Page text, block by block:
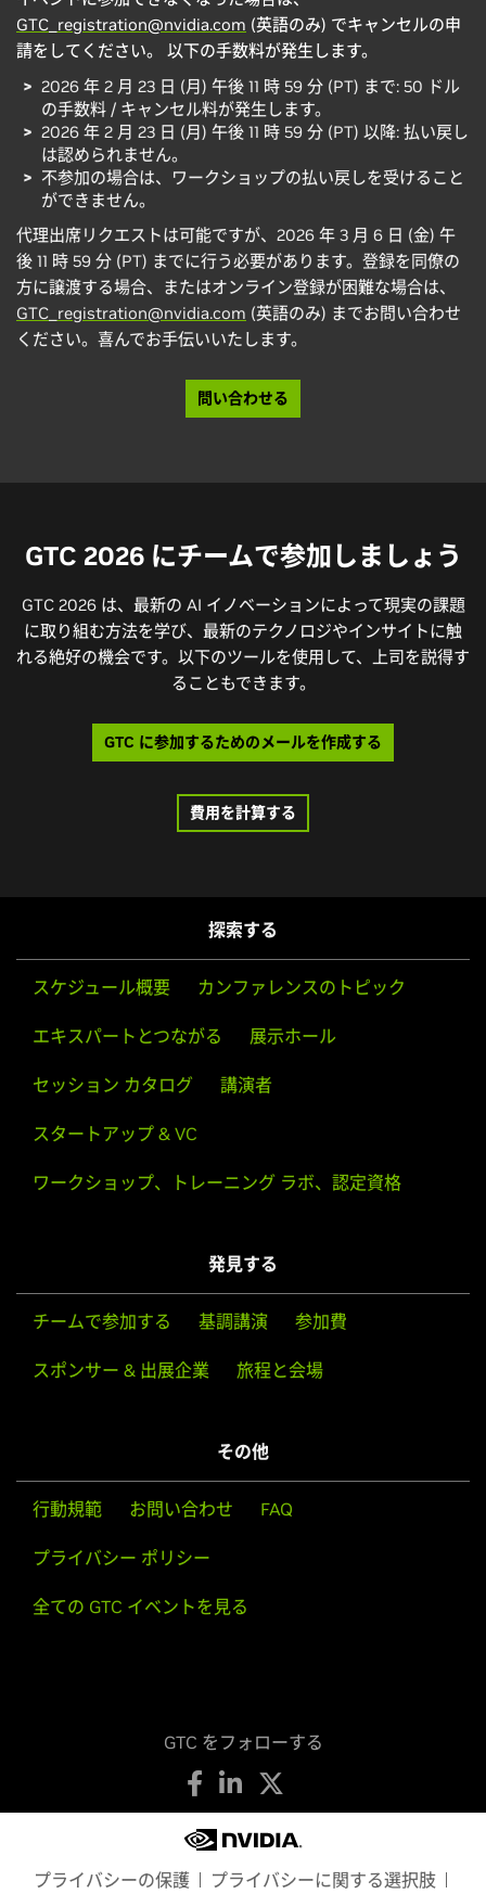
月
15
日
終
了)
$1,260
$500 $930 $110 $0
現
料
$3020 $1,513
GTC_registration@nvidia.com (英語のみ) でキャンセルの申
請をしてください。 以下の手数料が発生します。
2026 年 2 月 23 日 (月) 午後 11 時 59 分 (PT) まで: 50 ドル
の手数料 / キャンセル料が発生します。
2026 年 2 月 23 日 (月) 午後 11 時 59 分 (PT) 以降: 払い戻し
は認められません。
不参加の場合は、ワークショップの払い戻しを受けること
ができません。
代理出席リクエストは可能ですが、2026 年 3 月 6 日 (金) 午
後 11 時 59 分 (PT) までに行う必要があります。登録を同僚の
方に譲渡する場合、またはオンライン登録が困難な場合は、
GTC_registration@nvidia.com (英語のみ) までお問い合わせ
ください。喜んでお手伝いいたします。
問い合わせる
GTC 2026 にチームで参加しましょう
GTC 2026 は、最新の AI イノベーションによって現実の課題
に取り組む方法を学び、最新のテクノロジやインサイトに触
れる絶好の機会です。以下のツールを使用して、上司を説得す
ることもできます。
GTC に参加するためのメールを作成する
費用を計算する
探索する
スケジュール概要 カンファレンスのトピック
エキスパートとつながる 展示ホール
セッション カタログ 講演者
スタートアップ & VC
ワークショップ、トレーニング ラボ、認定資格
発見する
チームで参加する 基調講演 参加費
スポンサー & 出展企業 旅程と会場
その他
行動規範 お問い合わせ FAQ
プライバシー ポリシー
全ての GTC イベントを見る
GTC をフォローする
プライバシーの保護 プライバシーに関する選択肢